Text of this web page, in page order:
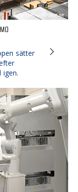
sätter
igen.